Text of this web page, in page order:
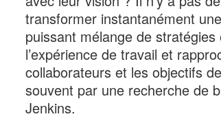
transformer instantanément
puissant mélange de
l’expérience de travail et
collaborateurs et les objectifs
souvent par une recherche de
Jenkins.